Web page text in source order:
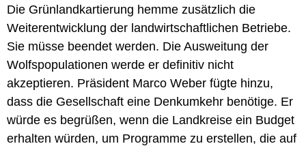
Die Grünlandkartierung hemme zusätzlich die
Weiterentwicklung der landwirtschaftlichen Betriebe.
Sie müsse beendet werden. Die Ausweitung der
Wolfspopulationen werde er definitiv nicht
akzeptieren. Präsident Marco Weber fügte hinzu,
dass die Gesellschaft eine Denkumkehr benötige. Er
würde es begrüßen, wenn die Landkreise ein Budget
erhalten würden, um Programme zu erstellen, die auf